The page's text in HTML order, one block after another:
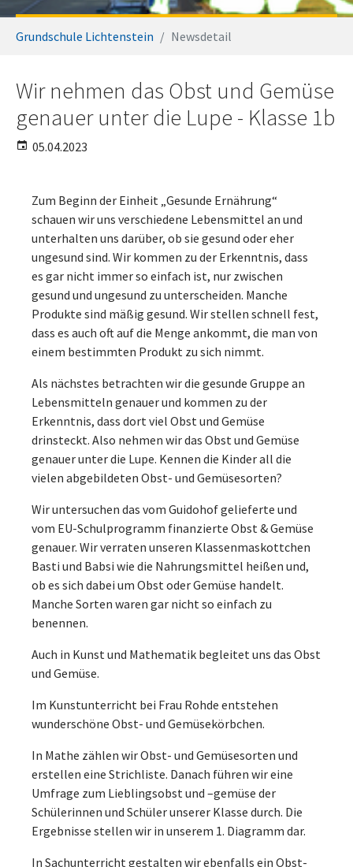
Grundschule Lichtenstein Newsdetail
Wir nehmen das Obst und Gemüse
genauer unter die Lupe - Klasse 1b
05.04.2023
Zum Beginn der Einheit „Gesunde Ernährung“
schauen wir uns verschiedene Lebensmittel an und
unterhalten uns darüber, ob sie gesund oder eher
ungesund sind. Wir kommen zu der Erkenntnis, dass
es gar nicht immer so einfach ist, nur zwischen
gesund und ungesund zu unterscheiden. Manche
Produkte sind mäßig gesund. Wir stellen schnell fest,
dass es auch oft auf die Menge ankommt, die man von
einem bestimmten Produkt zu sich nimmt.
Als nächstes betrachten wir die gesunde Gruppe an
Lebensmitteln genauer und kommen zu der
Erkenntnis, dass dort viel Obst und Gemüse
drinsteckt. Also nehmen wir das Obst und Gemüse
genauer unter die Lupe. Kennen die Kinder all die
vielen abgebildeten Obst- und Gemüsesorten?
Wir untersuchen das vom Guidohof gelieferte und
vom EU-Schulprogramm finanzierte Obst & Gemüse
genauer. Wir verraten unseren Klassenmaskottchen
Basti und Babsi wie die Nahrungsmittel heißen und,
ob es sich dabei um Obst oder Gemüse handelt.
Manche Sorten waren gar nicht so einfach zu
benennen.
Auch in Kunst und Mathematik begleitet uns das Obst
und Gemüse.
Im Kunstunterricht bei Frau Rohde entstehen
wunderschöne Obst- und Gemüsekörbchen.
In Mathe zählen wir Obst- und Gemüsesorten und
erstellen eine Strichliste. Danach führen wir eine
Umfrage zum Lieblingsobst und –gemüse der
Schülerinnen und Schüler unserer Klasse durch. Die
Ergebnisse stellen wir in unserem 1. Diagramm dar.
In Sachunterricht gestalten wir ebenfalls ein Obst-